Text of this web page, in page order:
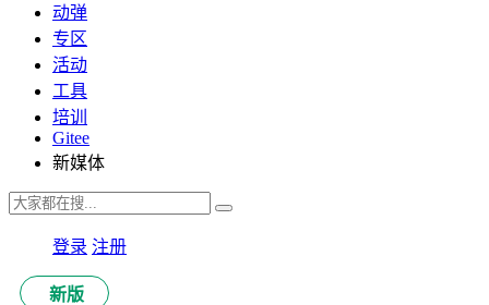
动弹
专区
活动
工具
培训
Gitee
新媒体
登录 注册
新版